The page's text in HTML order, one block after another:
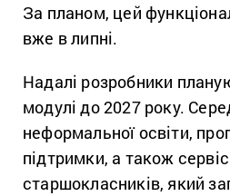
За планом, цей
вже в липні.
Надалі розробники
модулі до 2027 року.
неформальної освіти,
підтримки, а також
старшокласників, який